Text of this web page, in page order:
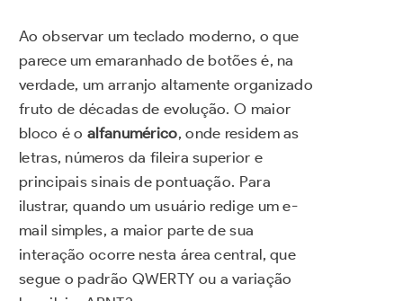
Ao observar um teclado moderno, o que
parece um emaranhado de botões é, na
verdade, um arranjo altamente organizado
fruto de décadas de evolução. O maior
bloco é o alfanumérico, onde residem as
letras, números da fileira superior e
principais sinais de pontuação. Para
ilustrar, quando um usuário redige um e-
mail simples, a maior parte de sua
interação ocorre nesta área central, que
segue o padrão QWERTY ou a variação